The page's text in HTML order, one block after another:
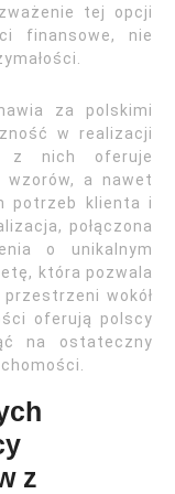
tej opcji
finansowe, nie
za polskimi
w realizacji
z nich oferuje
wzorów, a nawet
potrzeb klienta i
połączona
o unikalnym
która pozwala
wokół
oferują polscy
na ostateczny
z